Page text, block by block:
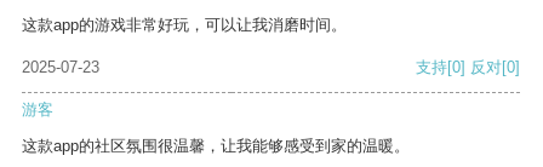
这款app的游戏非常好玩，可以让我消磨时间。
2025-07-23 支持[0] 反对[0]
游客
这款app的社区氛围很温馨，让我能够感受到家的温暖。